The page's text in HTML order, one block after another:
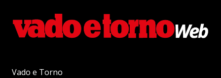
Vado e Torno